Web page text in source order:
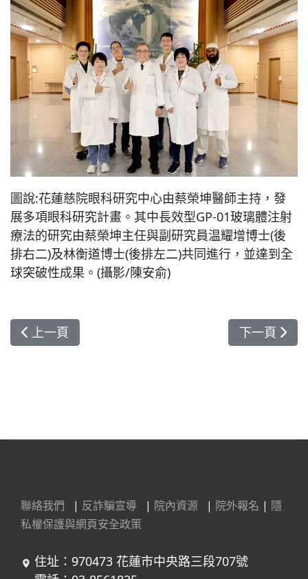
圖說:花蓮慈院眼科研究中心由蔡榮坤醫師主持，發
展多項眼科研究計畫。其中長效型GP-01玻璃體注射
療法的研究由蔡榮坤主任與副研究員温耀增博士(後
排右二)及林衡道博士(後排左二)共同進行，並達到全
球突破性成果。(攝影/陳安俞)
上一篇文章: 花蓮慈濟醫院中西醫合療 解決月經不
上一頁 下一篇文章
下一頁
聯絡我們 | 反詐騙宣導 | 院內資源 | 院外報名 | 隱
私權保護與網頁安全政策
住址：970473 花蓮市中央路三段707號